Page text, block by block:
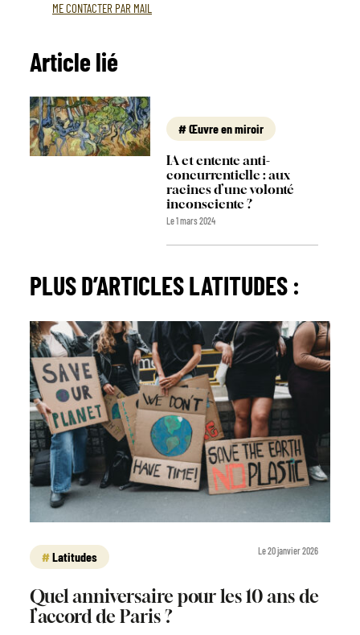
ME CONTACTER PAR MAIL
Article lié
Œuvre en miroir
IA et entente anti-
concurrentielle : aux
racines d’une volonté
inconsciente ?
Le 1 mars 2024
PLUS D’ARTICLESLATITUDES :
Latitudes Le 20 janvier 2026
Quel anniversaire pour les 10 ans de
l’accord de Paris ?